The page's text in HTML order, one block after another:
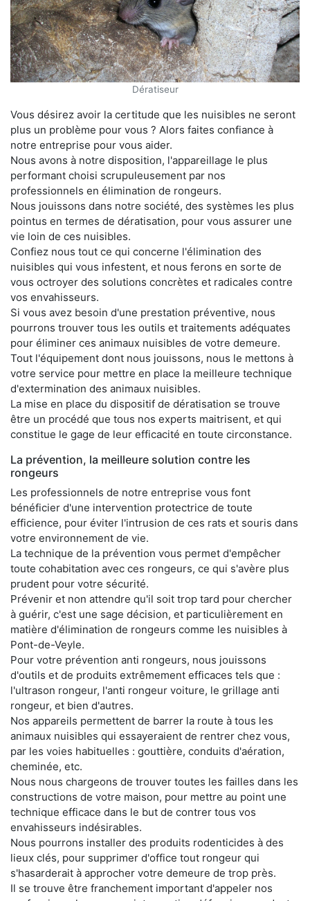
Dératiseur
Vous désirez avoir la certitude que les nuisibles ne seront
plus un problème pour vous ? Alors faites confiance à
notre entreprise pour vous aider.
Nous avons à notre disposition, l'appareillage le plus
performant choisi scrupuleusement par nos
professionnels en élimination de rongeurs.
Nous jouissons dans notre société, des systèmes les plus
pointus en termes de dératisation, pour vous assurer une
vie loin de ces nuisibles.
Confiez nous tout ce qui concerne l'élimination des
nuisibles qui vous infestent, et nous ferons en sorte de
vous octroyer des solutions concrètes et radicales contre
vos envahisseurs.
Si vous avez besoin d'une prestation préventive, nous
pourrons trouver tous les outils et traitements adéquates
pour éliminer ces animaux nuisibles de votre demeure.
Tout l'équipement dont nous jouissons, nous le mettons à
votre service pour mettre en place la meilleure technique
d'extermination des animaux nuisibles.
La mise en place du dispositif de dératisation se trouve
être un procédé que tous nos experts maitrisent, et qui
constitue le gage de leur efficacité en toute circonstance.
La prévention, la meilleure solution contre les
rongeurs
Les professionnels de notre entreprise vous font
bénéficier d'une intervention protectrice de toute
efficience, pour éviter l'intrusion de ces rats et souris dans
votre environnement de vie.
La technique de la prévention vous permet d'empêcher
toute cohabitation avec ces rongeurs, ce qui s'avère plus
prudent pour votre sécurité.
Prévenir et non attendre qu'il soit trop tard pour chercher
à guérir, c'est une sage décision, et particulièrement en
matière d'élimination de rongeurs comme les nuisibles à
Pont-de-Veyle.
Pour votre prévention anti rongeurs, nous jouissons
d'outils et de produits extrêmement efficaces tels que :
l'ultrason rongeur, l'anti rongeur voiture, le grillage anti
rongeur, et bien d'autres.
Nos appareils permettent de barrer la route à tous les
animaux nuisibles qui essayeraient de rentrer chez vous,
par les voies habituelles : gouttière, conduits d'aération,
cheminée, etc.
Nous nous chargeons de trouver toutes les failles dans les
constructions de votre maison, pour mettre au point une
technique efficace dans le but de contrer tous vos
envahisseurs indésirables.
Nous pourrons installer des produits rodenticides à des
lieux clés, pour supprimer d'office tout rongeur qui
s'hasarderait à approcher votre demeure de trop près.
Il se trouve être franchement important d'appeler nos